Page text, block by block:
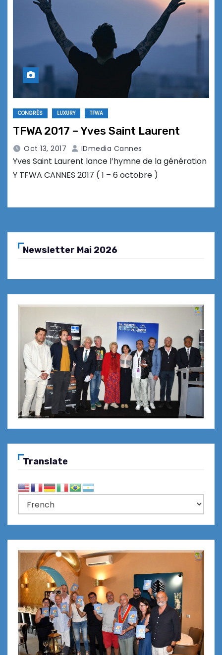
CONGRÈS LUXURY TFWA
TFWA 2017 – Yves Saint Laurent
Oct 13, 2017 IDmedia Cannes
Yves Saint Laurent lance l’hymne de la génération
Y TFWA CANNES 2017 ( 1 – 6 octobre )
Newsletter Mai 2026
Translate